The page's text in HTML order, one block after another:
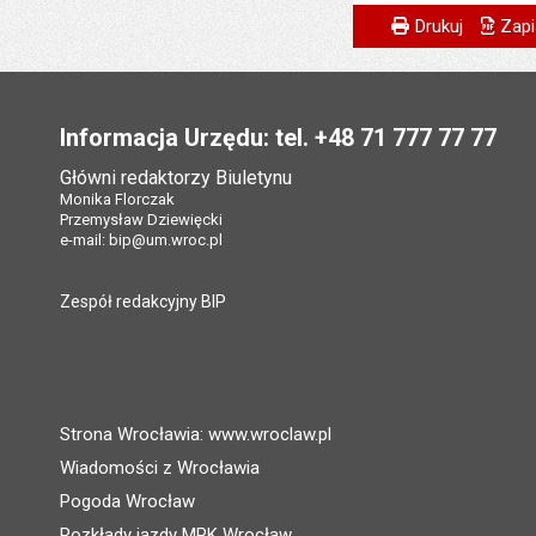
Metryczka
Odpowiedzialny
Data opublikowania:
Ostatnio
Data ostatniej
Powiadom
Drukuj
Informacja Urzędu: tel. +48 71 777 77 77
Główni redaktorzy Biuletynu
Monika Florczak
Przemysław Dziewięcki
e-mail:bip@um.wroc.pl
Zespół redakcyjny BIP
Strona Wrocławia: www.wroclaw.pl
Wiadomości z Wrocławia
Pogoda Wrocław